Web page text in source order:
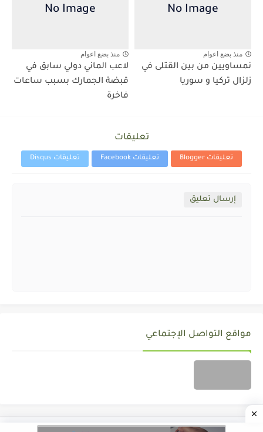
منذ بضع اعوام
نمساويين من بين القتلى في
زلزال تركيا و سوريا
منذ بضع اعوام
لاعب الماني دولي سابق في
قبضة الجمارك بسبب ساعات
فاخرة
تعليقات
تعليقات Blogger تعليقات Facebook تعليقات Disqus
إرسال تعليق
مواقع التواصل الإجتماعي